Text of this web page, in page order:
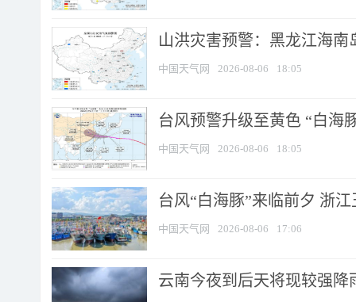
山洪灾害预警：黑龙江海
中国天气网 2026-08-06 18:05
台风预警升级至黄色 “白海
中国天气网 2026-08-06 18:05
台风“白海豚”来临前夕 浙
中国天气网 2026-08-06 17:06
云南今夜到后天将现较强降